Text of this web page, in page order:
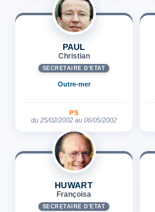
PAUL
Christian
SECRÉTAIRE D'ETAT
Outre-mer
PS
du 25/02/2002 au 06/05/2002
HUWART
Françoisa
SECRÉTAIRE D'ETAT